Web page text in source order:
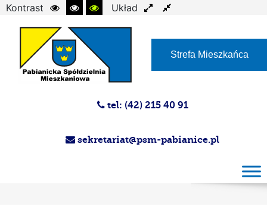
Kontrast
Układ
Strefa Mieszkańca
tel: (42) 215 40 91
sekretariat@psm-pabianice.pl
wodomierzy I termin cd. Administracja nr 3